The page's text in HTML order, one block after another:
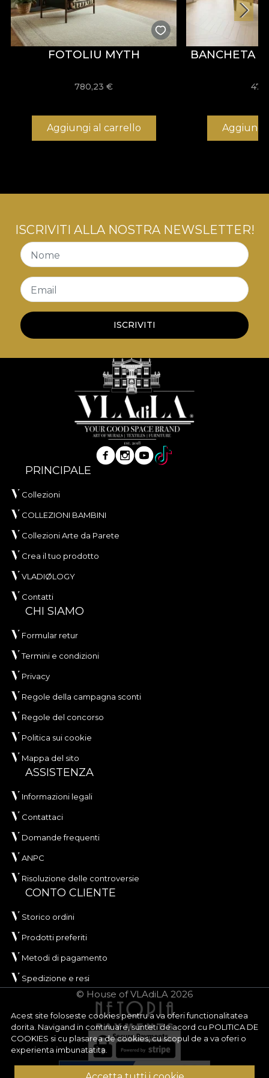
FOTOLIU MYTH
780,23€
Aggiungi al carrello
BANCHETA
Aggiungi
Acest site foloseste cookies pentru a va oferi functionalitatea
dorita. Navigand in continuare, sunteti de acord cu POLITICA DE
COOKIES si cu plasarea de cookies, cu scopul de a va oferi o
experienta imbunatatita.
ISCRIVITI ALLA NOSTRA NEWSLETTER!
Nome
Email
ISCRIVITI
PRINCIPALE
Collezioni
COLLEZIONI BAMBINI
Collezioni Arte da Parete
Crea il tuo prodotto
VLADIØLOGY
Contatti
CHI SIAMO
Formular retur
Termini e condizioni
Privacy
Regole della campagna sconti
Regole del concorso
Politica sui cookie
Mappa del sito
ASSISTENZA
Informazioni legali
Contattaci
Domande frequenti
ANPC
Risoluzione delle controversie
CONTO CLIENTE
Storico ordini
Prodotti preferiti
Metodi di pagamento
Spedizione e resi
© House of VLAdiLA 2026